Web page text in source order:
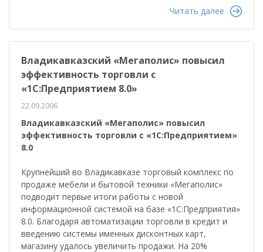
Читать далее
Владикавказский «Мегаполис» повысил
эффективность торговли с
«1С:Предприятием 8.0»
22.09.2006
Владикавказский «Мегаполис» повысил
эффективность торговли с «1С:Предприятием»
8.0
Крупнейший во Владикавказе торговый комплекс по
продаже мебели и бытовой техники «Мегаполис»
подводит первые итоги работы с новой
информационной системой на базе «1С:Предприятия»
8.0. Благодаря автоматизации торговли в кредит и
введению системы именных дисконтных карт,
магазину удалось увеличить продажи. На 20%